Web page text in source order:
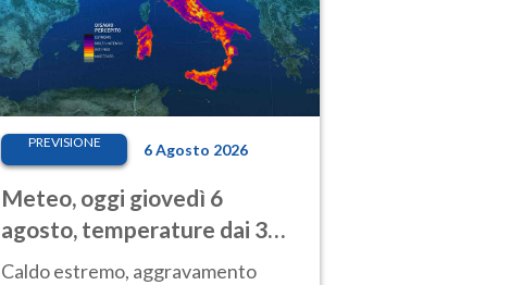
PREVISIONE 6 Agosto 2026
Meteo, oggi giovedì 6
agosto, temperature dai 33
ai 40 gradi
Caldo estremo, aggravamento